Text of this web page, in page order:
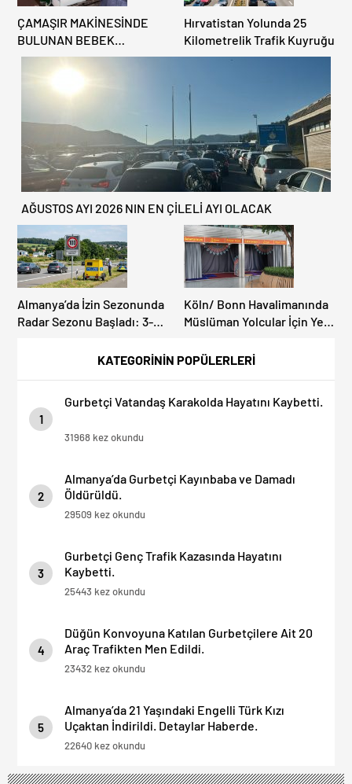
KATEGORİNİN POPÜLERLERİ
1
Gurbetçi Vatandaş Karakolda Hayatını Kaybetti.
31968 kez okundu
2
Almanya’da Gurbetçi Kayınbaba ve Damadı
Öldürüldü.
29509 kez okundu
3
Gurbetçi Genç Trafik Kazasında Hayatını
Kaybetti.
25443 kez okundu
4
Düğün Konvoyuna Katılan Gurbetçilere Ait 20
Araç Trafikten Men Edildi.
23432 kez okundu
5
Almanya’da 21 Yaşındaki Engelli Türk Kızı
Uçaktan İndirildi. Detaylar Haberde.
22640 kez okundu
ÇAMAŞIR MAKİNESİNDE
BULUNAN BEBEK
CENAZESİ ŞOK ETTİ
Hırvatistan Yolunda 25
Kilometrelik Trafik Kuyruğu
AĞUSTOS AYI 2026 NIN EN ÇİLELİ AYI OLACAK
Almanya’da İzin Sezonunda
Radar Sezonu Başladı: 3-9
Denetimi Yapılacak!
Köln/ Bonn Havalimanında
Müslüman Yolcular İçin Yeni